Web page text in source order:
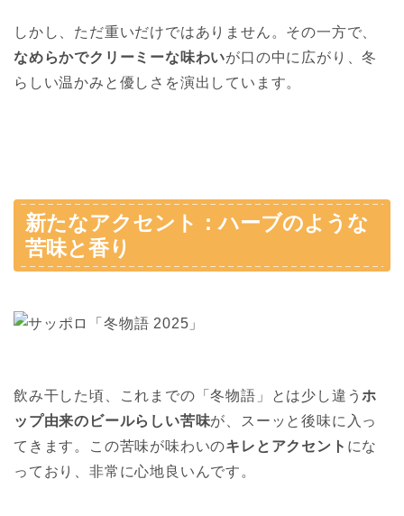
しかし、ただ重いだけではありません。その一方で、
なめらかでクリーミーな味わいが口の中に広がり、冬
らしい温かみと優しさを演出しています。
新たなアクセント：ハーブのような
苦味と香り
飲み干した頃、これまでの「冬物語」とは少し違うホ
ップ由来のビールらしい苦味が、スーッと後味に入っ
てきます。この苦味が味わいのキレとアクセント にな
っており、非常に心地良いんです。